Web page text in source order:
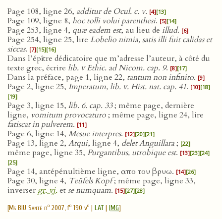
Page 108, ligne 26, additur de Ocul. c. v. [4][13]
Page 109, ligne 8, hoc tolli volui parenthesi. [5][14]
Page 253, ligne 4, quæ eadem est, au lieu de illud. [6]
Page 254, ligne 25, lire Lobelio nimia, satis illi fuit calidas et
siccas. [7][15][16]
Dans l’épître dédicatoire que m’adresse l’auteur, à côté du
texte grec, écrire lib. vEthic. ad Nicom. cap. 9. [8][17]
Dans la préface, page 1, ligne 22, tantum non infinito. [9]
Page 2, ligne 25, Imperatum, lib. v. Hist. nat. cap. 41. [10][18]
[19]
Page 3, ligne 15, lib. 6. cap. 33; même page, dernière
ligne, vomitum provocaturo; même page, ligne 24, lire
fatiscat in pulverem. [11]
Page 6, ligne 14, Mesue interpres. [12][20][21]
Page 13, ligne 2, Atqui, ligne 4, delet Anguillara; [22]
même page, ligne 35, Purgantibus, utrobique est. [13][23][24]
[25]
Page 14, antépénultième ligne, απο του βρυω. [14][26]
Page 30, ligne 4, Teüfels Kopf; même page, ligne 33,
inverser gr. vj.etse numquam. [15][27][28]
[Ms BIU Santé no 2007, fo 190 vo | LAT| IMG]